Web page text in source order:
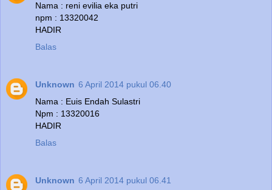
Nama : reni evilia eka putri
npm : 13320042
HADIR
Balas
Unknown 6 April 2014 pukul 06.40
Nama : Euis Endah Sulastri
Npm : 13320016
HADIR
Balas
Unknown 6 April 2014 pukul 06.41